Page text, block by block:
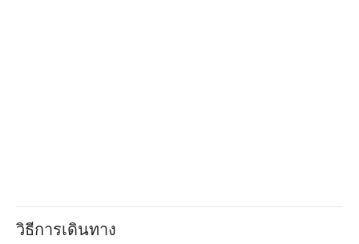
วิธีการเดินทาง